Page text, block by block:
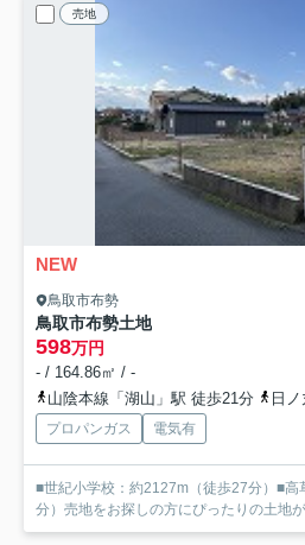
売地
NEW
鳥取市布勢
鳥取市布勢土地
598万円
- / 164.86㎡ / -
山陰本線「湖山」駅 徒歩21分
日ノ丸
プロパンガス 電気有
■世紀小学校：約2127m（徒歩27分）■
分）売地をお探しの方にぴったりの土地